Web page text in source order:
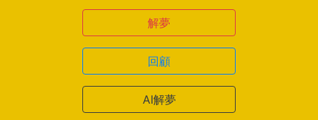
解夢
回顧
AI解夢